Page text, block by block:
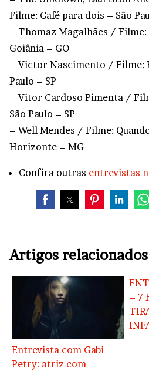
Filme: Café para dois – São
– Thomaz Magalhães / Filme:
Goiânia – GO
– Victor Nascimento / Filme:
Paulo – SP
– Vitor Cardoso Pimenta /
São Paulo – SP
– Well Mendes / Filme:
Horizonte – MG
Confira outras entrevistas
Artigos relacionados
Entrevista com Gabi
Petry: atriz com
– 7